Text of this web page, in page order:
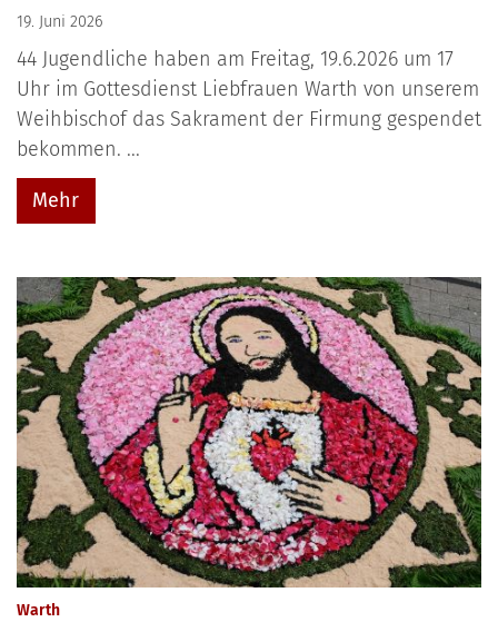
19. Juni 2026
44 Jugendliche haben am Freitag, 19.6.2026 um 17
Uhr im Gottesdienst Liebfrauen Warth von unserem
Weihbischof das Sakrament der Firmung gespendet
bekommen. ...
Mehr
Warth: